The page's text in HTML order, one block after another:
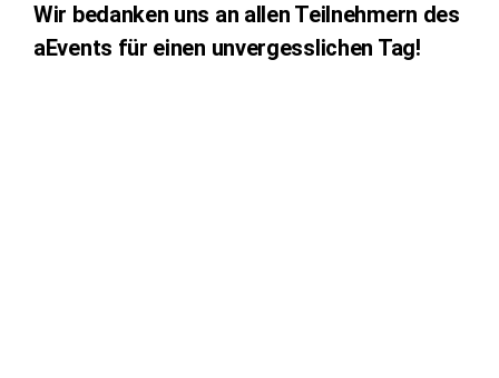
Wir bedanken uns an allen Teilnehmern des
aEvents für einen unvergesslichen Tag!